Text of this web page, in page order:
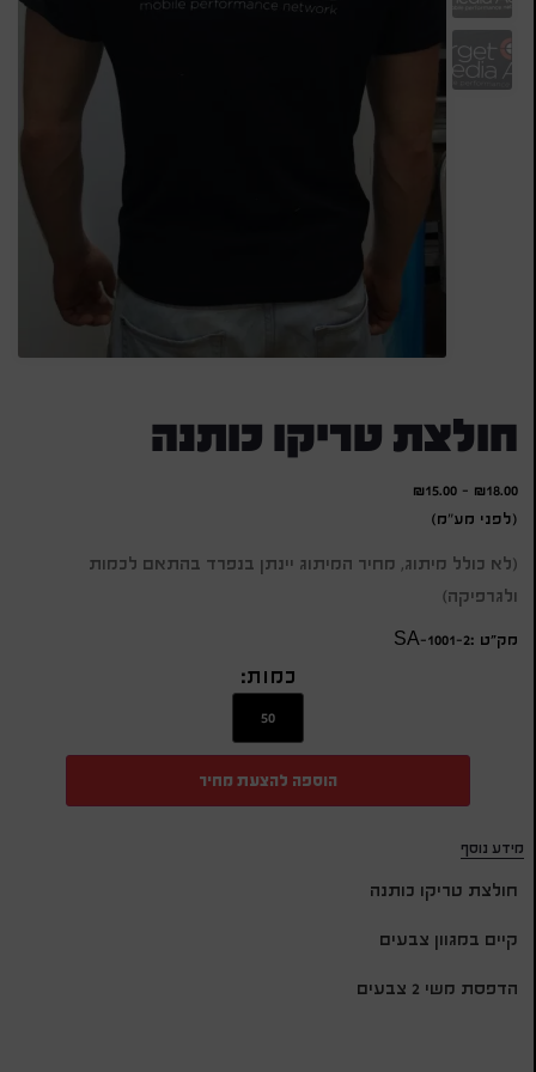
חולצת טריקו כותנה
₪18.00
-
₪15.00
(לפני מע"מ)
(לא כולל מיתוג, מחיר המיתוג יינתן בנפרד בהתאם לכמות
ולגרפיקה)
מק״ט :SA-1001-2
כמות:
הוספה להצעת מחיר
מידע נוסף
חולצת טריקו כותנה
קיים במגוון צבעים
הדפסת משי 2 צבעים